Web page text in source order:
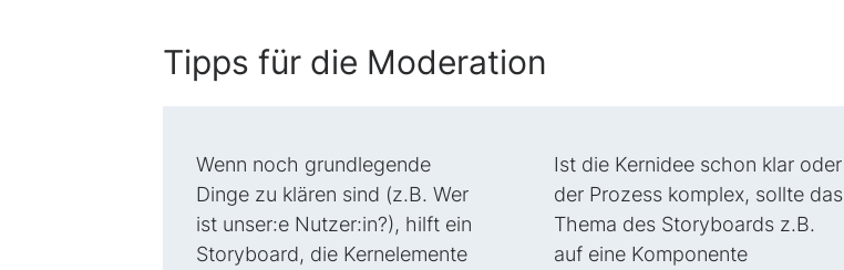
Tipps für die Moderation
Wenn noch grundlegende
Dinge zu klären sind (z.B. Wer
ist unser:e Nutzer:in?), hilft ein
Storyboard, die Kernelemente
Ist die Kernidee schon klar oder
der Prozess komplex, sollte das
Thema des Storyboards z.B.
auf eine Komponente